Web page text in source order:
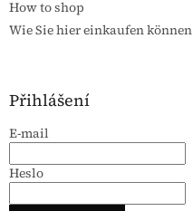
How to shop
Wie Sie hier einkaufen können
Přihlášení
E-mail
Heslo